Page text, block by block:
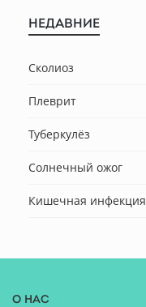
НЕДАВНИЕ
Сколиоз
Плеврит
Туберкулёз
Солнечный ожог
Кишечная инфекция
О нас